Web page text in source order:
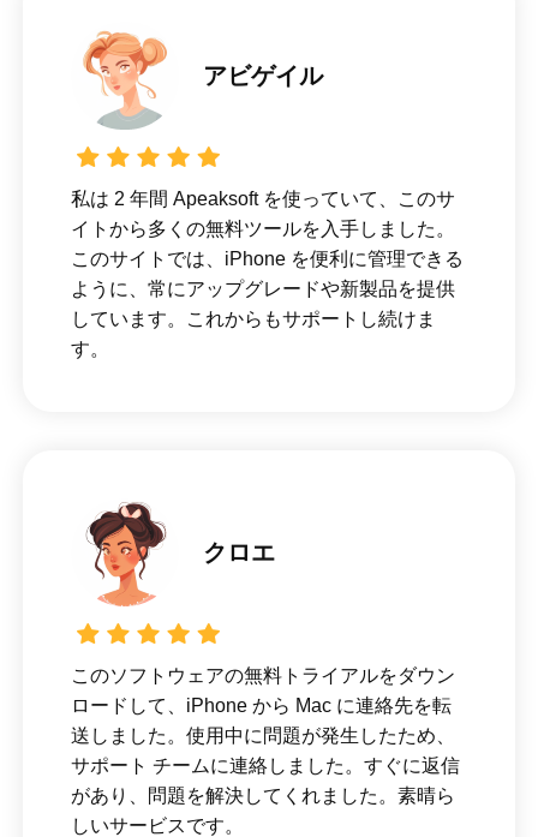
アビゲイル
私は 2 年間 Apeaksoft を使っていて、このサ
イトから多くの無料ツールを入手しました。
このサイトでは、iPhone を便利に管理できる
ように、常にアップグレードや新製品を提供
しています。これからもサポートし続けま
す。
クロエ
このソフトウェアの無料トライアルをダウン
ロードして、iPhone から Mac に連絡先を転
送しました。使用中に問題が発生したため、
サポート チームに連絡しました。すぐに返信
があり、問題を解決してくれました。素晴ら
しいサービスです。